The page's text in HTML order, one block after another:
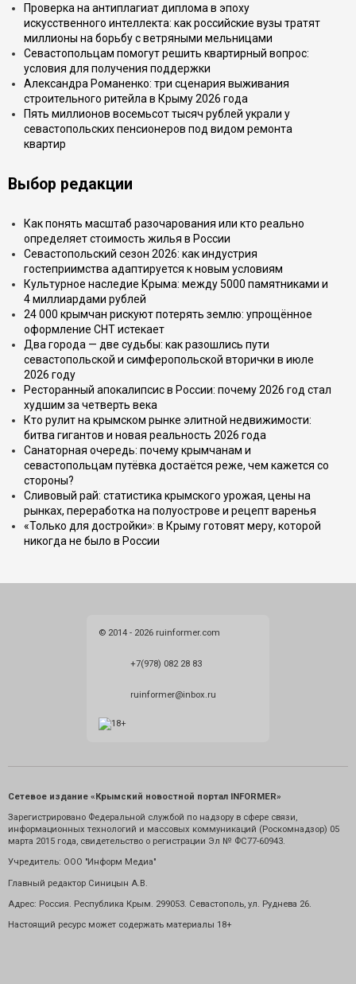
Проверка на антиплагиат диплома в эпоху
искусственного интеллекта: как российские вузы тратят
миллионы на борьбу с ветряными мельницами
Севастопольцам помогут решить квартирный вопрос:
условия для получения поддержки
Александра Романенко: три сценария выживания
строительного ритейла в Крыму 2026 года
Пять миллионов восемьсот тысяч рублей украли у
севастопольских пенсионеров под видом ремонта
квартир
Выбор редакции
Как понять масштаб разочарования или кто реально
определяет стоимость жилья в России
Севастопольский сезон 2026: как индустрия
гостеприимства адаптируется к новым условиям
Культурное наследие Крыма: между 5000 памятниками и
4 миллиардами рублей
24 000 крымчан рискуют потерять землю: упрощённое
оформление СНТ истекает
Два города — две судьбы: как разошлись пути
севастопольской и симферопольской вторички в июле
2026 году
Ресторанный апокалипсис в России: почему 2026 год стал
худшим за четверть века
Кто рулит на крымском рынке элитной недвижимости:
битва гигантов и новая реальность 2026 года
Санаторная очередь: почему крымчанам и
севастопольцам путёвка достаётся реже, чем кажется со
стороны?
Сливовый рай: статистика крымского урожая, цены на
рынках, переработка на полуострове и рецепт варенья
«Только для достройки»: в Крыму готовят меру, которой
никогда не было в России
© 2014 - 2026 ruinformer.com
+7(978) 082 28 83
ruinformer@inbox.ru
Сетевое издание «Крымский новостной портал INFORMER»
Зарегистрировано Федеральной службой по надзору в сфере связи,
информационных технологий и массовых коммуникаций (Роскомнадзор) 05
марта 2015 года, свидетельство о регистрации Эл № ФС77-60943.
Учредитель: ООО "Информ Медиа"
Главный редактор Синицын А.В.
Адрес: Россия. Республика Крым. 299053. Севастополь, ул. Руднева 26.
Настоящий ресурс может содержать материалы 18+